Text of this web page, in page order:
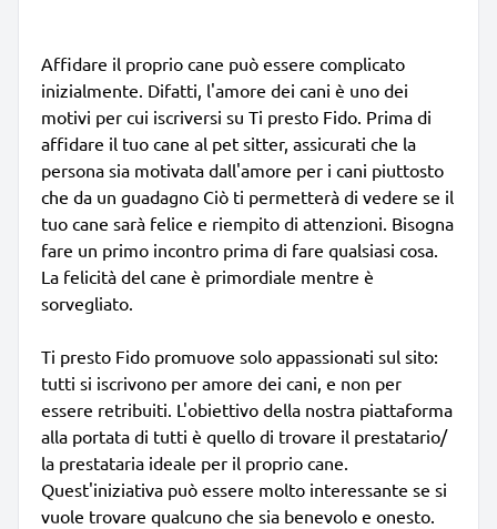
Affidare il proprio cane può essere complicato
inizialmente. Difatti, l'amore dei cani è uno dei
motivi per cui iscriversi su Ti presto Fido. Prima di
affidare il tuo cane al pet sitter, assicurati che la
persona sia motivata dall'amore per i cani piuttosto
che da un guadagno Ciò ti permetterà di vedere se il
tuo cane sarà felice e riempito di attenzioni. Bisogna
fare un primo incontro prima di fare qualsiasi cosa.
La felicità del cane è primordiale mentre è
sorvegliato.
Ti presto Fido promuove solo appassionati sul sito:
tutti si iscrivono per amore dei cani, e non per
essere retribuiti. L'obiettivo della nostra piattaforma
alla portata di tutti è quello di trovare il prestatario/
la prestataria ideale per il proprio cane.
Quest'iniziativa può essere molto interessante se si
vuole trovare qualcuno che sia benevolo e onesto.